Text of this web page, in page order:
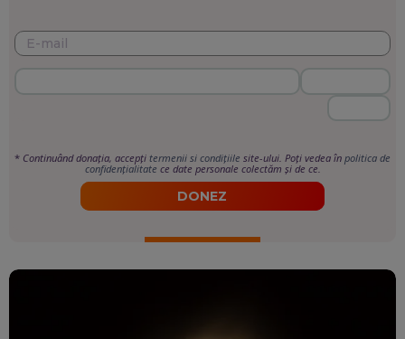
* Continuând donația, accepți termenii si condițiile site-ului. Poți vedea în politica de
confidențialitate ce date personale colectăm și de ce.
DONEZ